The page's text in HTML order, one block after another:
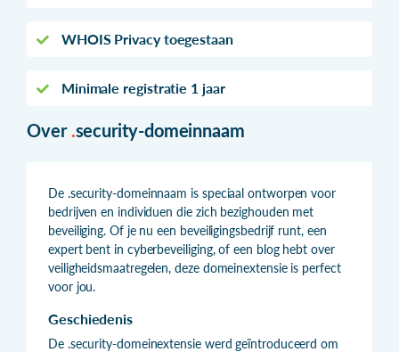
WHOIS Privacy toegestaan
Minimale registratie 1 jaar
Over .security-domeinnaam
De .security-domeinnaam is speciaal ontworpen voor
bedrijven en individuen die zich bezighouden met
beveiliging. Of je nu een beveiligingsbedrijf runt, een
expert bent in cyberbeveiliging, of een blog hebt over
veiligheidsmaatregelen, deze domeinextensie is perfect
voor jou.
Geschiedenis
De .security-domeinextensie werd geïntroduceerd om